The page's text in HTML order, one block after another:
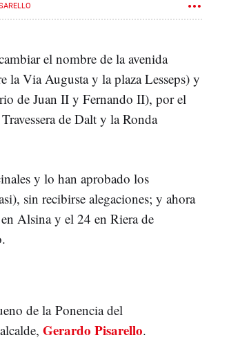
el nombre de la avenida
la Via Augusta y la plaza Lesseps) y
de Juan II y Fernando II), por el
de Dalt y la Ronda
y lo han aprobado los
sin recibirse alegaciones; y ahora
Alsina y el 24 en Riera de
de la Ponencia del
Gerardo Pisarello.